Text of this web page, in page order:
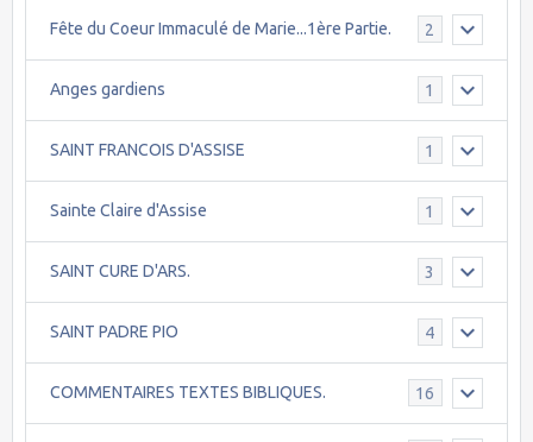
Fête du Coeur Immaculé de Marie...1ère Partie. 2
Anges gardiens 1
SAINT FRANCOIS D'ASSISE 1
Sainte Claire d'Assise 1
SAINT CURE D'ARS. 3
SAINT PADRE PIO 4
COMMENTAIRES TEXTES BIBLIQUES. 16